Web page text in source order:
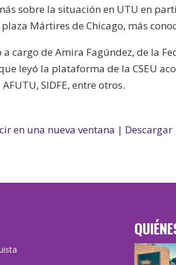
sobre la situación en UTU en
Mártires de Chicago, más
cargo de Amira Fagúndez, de la
leyó la plataforma de la CSEU
AFUTU, SIDFE, entre otros.
en una nueva ventana | Descargar